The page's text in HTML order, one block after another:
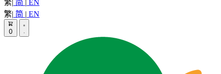
繁| 简 | EN
繁| 简 | EN
0